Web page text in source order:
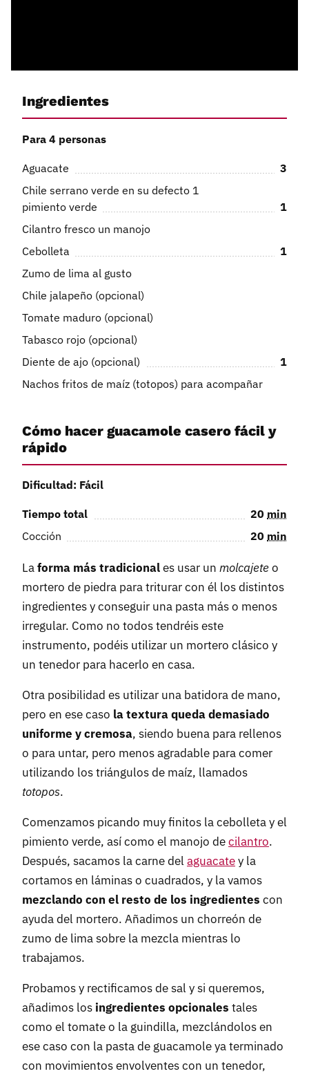
Ingredientes
Para 4 personas
Aguacate
3
Chile serrano verde en su defecto 1
pimiento verde
1
Cilantro fresco un manojo
Cebolleta
1
Zumo de lima al gusto
Chile jalapeño (opcional)
Tomate maduro (opcional)
Tabasco rojo (opcional)
Diente de ajo (opcional)
1
Nachos fritos de maíz (totopos) para acompañar
Cómo hacer guacamole casero fácil y
rápido
Dificultad: Fácil
Tiempo total 20 min
Cocción
20 min
Laforma más tradicionales usar un molcajeteo
mortero de piedra para triturar con él los distintos
ingredientes y conseguir una pasta más o menos
irregular. Como no todos tendréis este
instrumento, podéis utilizar un mortero clásico y
un tenedor para hacerlo en casa.
Otra posibilidad es utilizar una batidora de mano,
pero en ese caso la textura queda demasiado
uniforme y cremosa, siendo buena para rellenos
o para untar, pero menos agradable para comer
utilizando los triángulos de maíz, llamados
totopos.
Comenzamos picando muy finitos la cebolleta y el
pimiento verde, así como el manojo decilantro.
Después, sacamos la carne del aguacatey la
cortamos en láminas o cuadrados, y la vamos
mezclando con el resto de los ingredientes con
ayuda del mortero. Añadimos un chorreón de
zumo de lima sobre la mezcla mientras lo
trabajamos.
Probamos y rectificamos de sal y si queremos,
añadimos los ingredientes opcionales tales
como el tomate o la guindilla, mezclándolos en
ese caso con la pasta de guacamole ya terminado
con movimientos envolventes con un tenedor,